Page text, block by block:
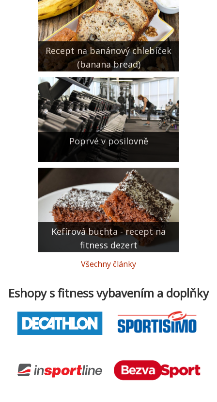
Recept na banánový chlebíček
(banana bread)
Poprvé v posilovně
Kefírová buchta - recept na
fitness dezert
Všechny články
Eshopy s fitness vybavením a doplňky